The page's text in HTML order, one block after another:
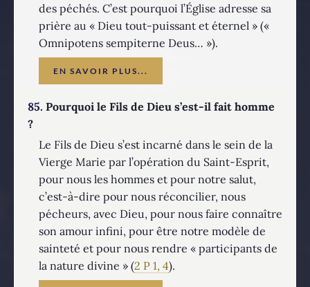
des péchés. C’est pourquoi l’Église adresse sa
prière au « Dieu tout-puissant et éternel » («
Omnipotens sempiterne Deus… »).
EN SAVOIR PLUS...
85. Pourquoi le Fils de Dieu s’est-il fait homme
?
Le Fils de Dieu s’est incarné dans le sein de la
Vierge Marie par l’opération du Saint-Esprit,
pour nous les hommes et pour notre salut,
c’est-à-dire pour nous réconcilier, nous
pécheurs, avec Dieu, pour nous faire connaître
son amour infini, pour être notre modèle de
sainteté et pour nous rendre « participants de
la nature divine » (2 P 1, 4).